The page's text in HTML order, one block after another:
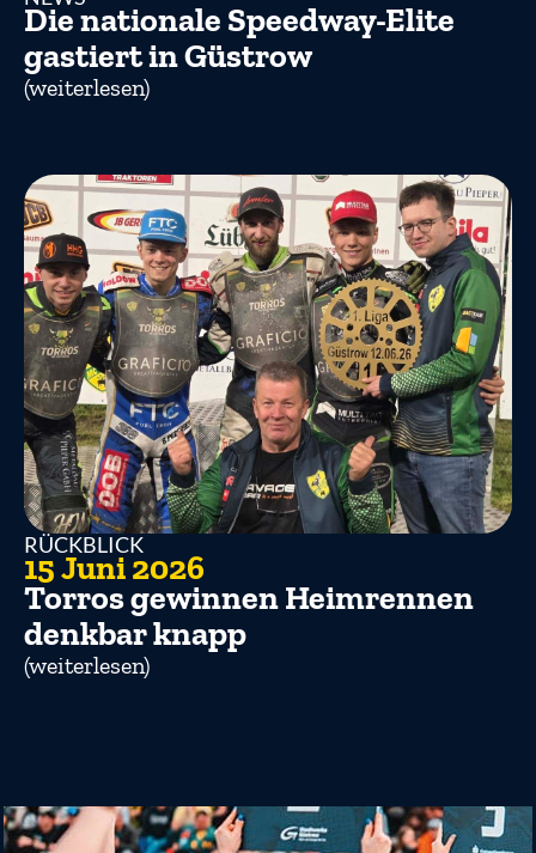
Die nationale Speedway-Elite
gastiert in Güstrow
(weiterlesen)
RÜCKBLICK
15 Juni 2026
Torros gewinnen Heimrennen
denkbar knapp
(weiterlesen)